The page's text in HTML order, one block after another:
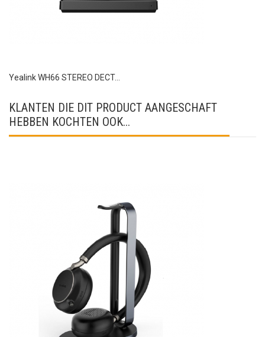
Yealink WH66 STEREO DECT...
KLANTEN DIE DIT PRODUCT AANGESCHAFT
HEBBEN KOCHTEN OOK...